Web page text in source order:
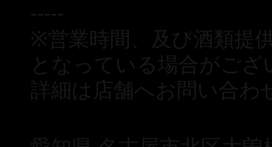
-----
※営業時間、及び酒類提
となっている場合がござ
詳細は店舗へお問い合わ